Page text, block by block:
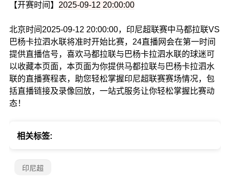
【开赛时间】 2025-09-12 20:00:00
北京时间2025-09-12 20:00:00，印尼超联赛中马都拉联VS
巴杨卡拉泗水联将准时开始比赛，24直播网会在第一时间
提供直播信号，喜欢马都拉联与巴杨卡拉泗水联的球迷可
以收藏本页面，本页面为你提供马都拉联与巴杨卡拉泗水
联的直播赛程表，助您轻松掌握印尼超联赛赛场情况，包
括直播链接及录像回放，一站式服务让你轻松掌握比赛动
态！
相关标签:
印尼超